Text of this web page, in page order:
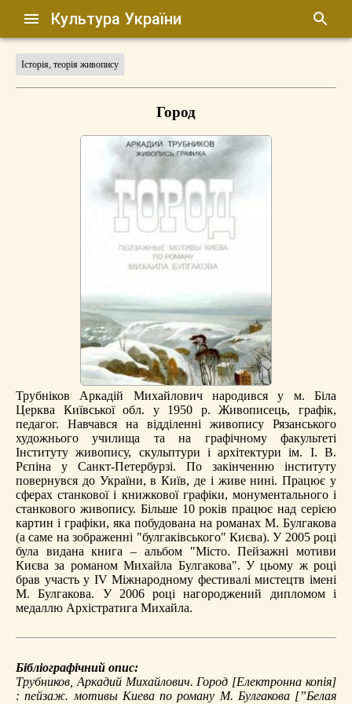
Культура України
Історія, теорія живопису
Город
Трубніков Аркадій Михайлович народився у м. Біла
Церква Київської обл. у 1950 р. Живописець, графік,
педагог. Навчався на відділенні живопису Рязанського
художнього училища та на графічному факультеті
Інституту живопису, скульптури і архітектури ім. І. В.
Рєпіна у Санкт-Петербурзі. По закінченню інституту
повернувся до України, в Київ, де і живе нині. Працює у
сферах станкової і книжкової графіки, монументального і
станкового живопису. Більше 10 років працює над серією
картин і графіки, яка побудована на романах М. Булгакова
(а саме на зображенні "булгаківського" Києва). У 2005 році
була видана книга – альбом "Місто. Пейзажні мотиви
Києва за романом Михайла Булгакова". У цьому ж році
брав участь у IV Міжнародному фестивалі мистецтв імені
М. Булгакова. У 2006 році нагороджений дипломом і
медаллю Архістратига Михайла.
Бібліографічний опис:
Трубников, Аркадий Михайлович. Город [Електронна копія]
: пейзаж. мотивы Киева по роману М. Булгакова [”Белая